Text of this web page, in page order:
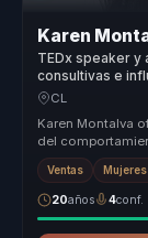
Karen
TEDx speaker y
consultivas e
comerciales.
CL
Karen Montalva
del
consultivas. Su
Ventas
20años 4conf.